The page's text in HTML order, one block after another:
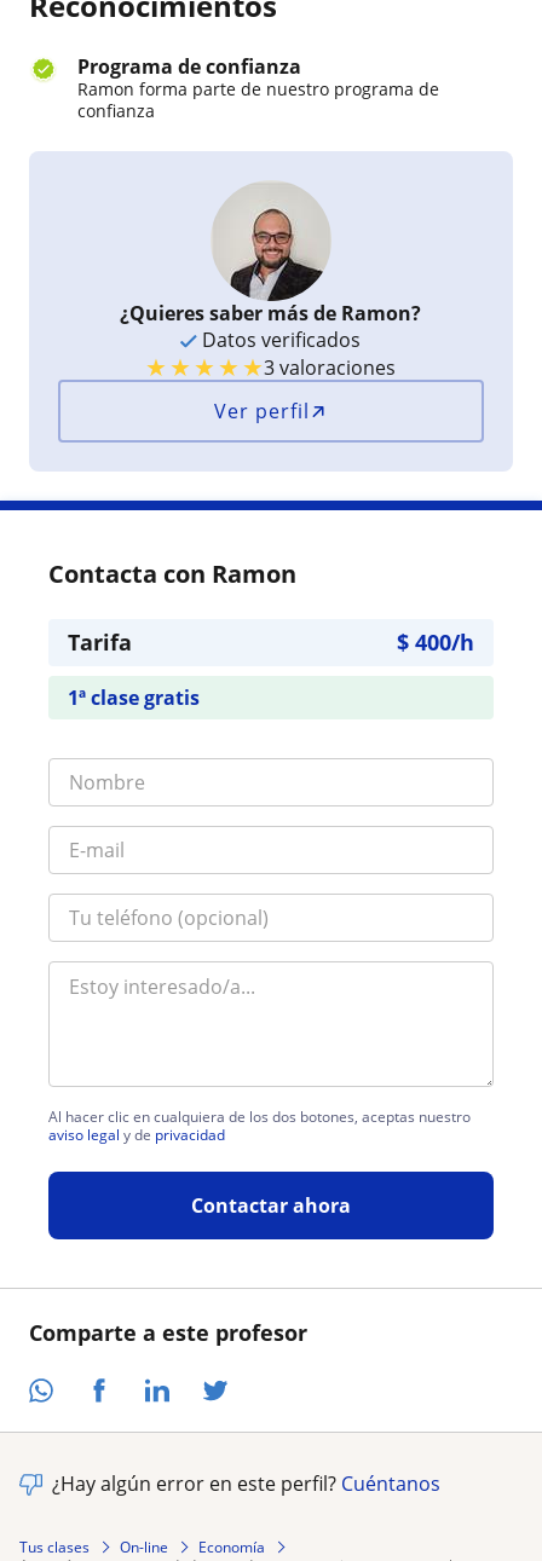
Comparte a este profesor
Programa de confianza
Ramon forma parte de nuestro programa de
confianza
¿Quieres saber más de Ramon?
Datos verificados
★★★★★3 valoraciones
Ver perfil
Contacta con Ramon
Tarifa $ 400/h
1ª clase gratis
Al hacer clic en cualquiera de los dos botones, aceptas nuestro
aviso legal y de privacidad
Contactar ahora
¿Hay algún error en este perfil? Cuéntanos
Tus clases On-line
Economía